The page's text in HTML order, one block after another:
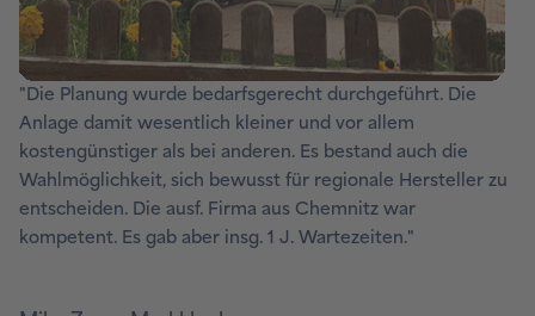
"Die Planung wurde bedarfsgerecht durchgeführt. Die
Anlage damit wesentlich kleiner und vor allem
kostengünstiger als bei anderen. Es bestand auch die
Wahlmöglichkeit, sich bewusst für regionale Hersteller zu
entscheiden. Die ausf. Firma aus Chemnitz war
kompetent. Es gab aber insg. 1 J. Wartezeiten."